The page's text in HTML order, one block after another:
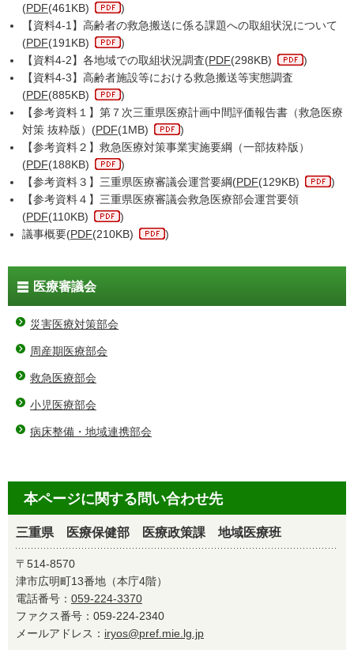
(PDF(461KB)
)
【資料4-1】高齢者の救急搬送に係る課題への取組状況について
(PDF(191KB)
)
【資料4-2】各地域での取組状況調査(PDF(298KB)
)
【資料4-3】高齢者施設等における救急搬送等実態調査
(PDF(885KB)
)
【参考資料１】第７次三重県医療計画中間評価報告書（救急医療
対策 抜粋版）(PDF(1MB)
)
【参考資料２】救急医療対策事業実施要綱（一部抜粋版）
(PDF(188KB)
)
【参考資料３】三重県医療審議会運営要綱(PDF(129KB)
)
【参考資料４】三重県医療審議会救急医療部会運営要領
(PDF(110KB)
)
議事概要(PDF(210KB) )
医療審議会
災害医療対策部会
周産期医療部会
救急医療部会
小児医療部会
病床整備・地域連携部会
本ページに関する問い合わせ先
三重県 医療保健部 医療政策課 地域医療班
〒514-8570
津市広明町13番地（本庁4階）
電話番号： 059-224-3370
ファクス番号：059-224-2340
メールアドレス： iryos@pref.mie.lg.jp